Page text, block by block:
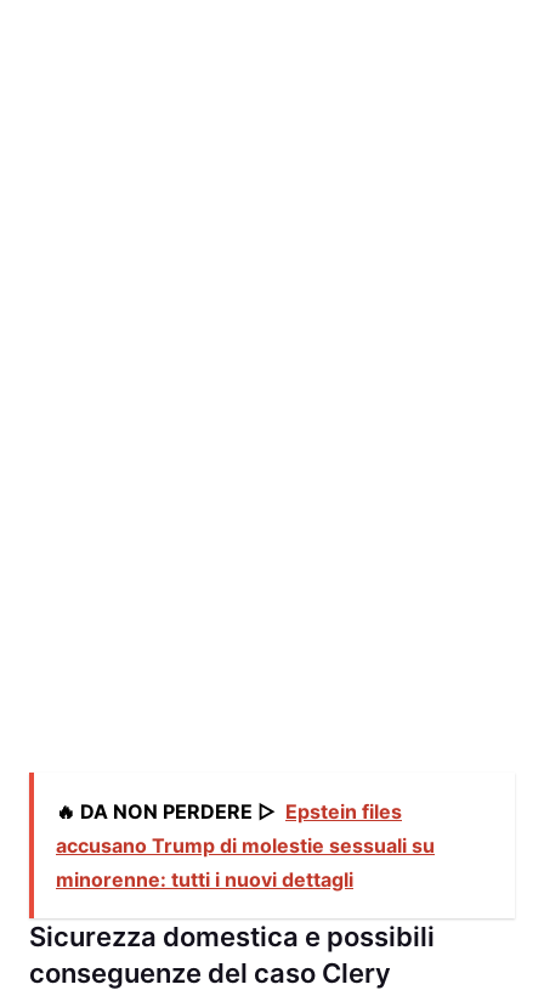
🔥 DA NON PERDERE ▷ Epstein files
accusano Trump di molestie sessuali su
minorenne: tutti i nuovi dettagli
Sicurezza domestica e possibili
conseguenze del caso Clery